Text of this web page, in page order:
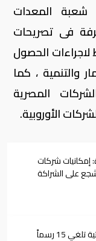
المعدات
فى تصريحات
الحصول
والتنمية ، كما
المصرية
الأوروبية.
إمكانيات شركات
على الشراكة
هيئة سوق المال الإماراتية تلغي 15 رسماً